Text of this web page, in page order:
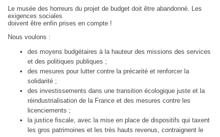
Le musée des horreurs du projet de budget doit être abandonné. Les
exigences sociales
doivent être enfin prises en compte !
Nous voulons :
des moyens budgétaires à la hauteur des missions des services
et des politiques publiques ;
des mesures pour lutter contre la précarité et renforcer la
solidarité ;
des investissements dans une transition écologique juste et la
réindustrialisation de la France et des mesures contre les
licenciements ;
la justice fiscale, avec la mise en place de dispositifs qui taxent
les gros patrimoines et les très hauts revenus, contraignent le